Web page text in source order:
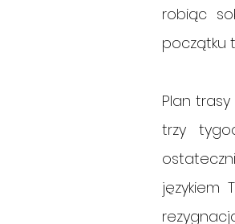
robiąc
początku
Plan
trzy
językiem